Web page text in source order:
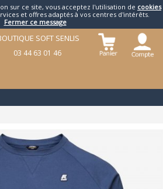
sur ce site, vous acceptez l'utilisation de cookies
et offres adaptés à vos centres d'intérêts.
Fermer ce message
SOFT SENLIS
03 44 63 01 46